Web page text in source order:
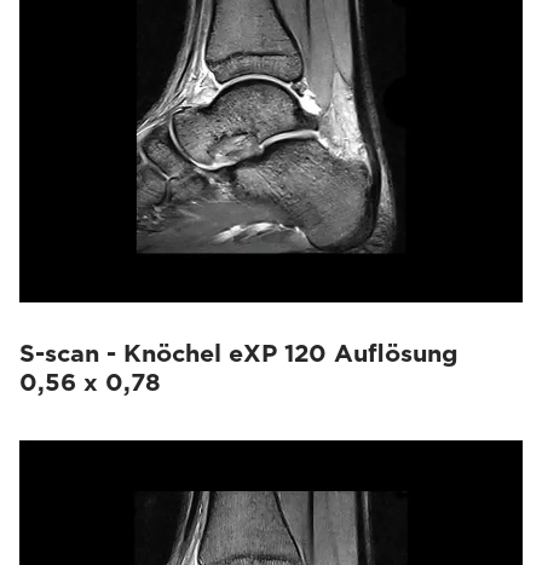
S-scan - Knöchel eXP 120 Auflösung
0,56 x 0,78